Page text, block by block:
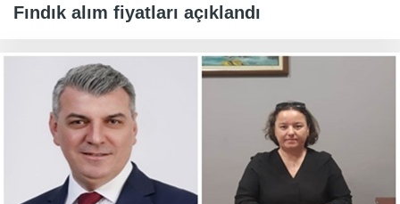
Fındık alım fiyatları açıklandı